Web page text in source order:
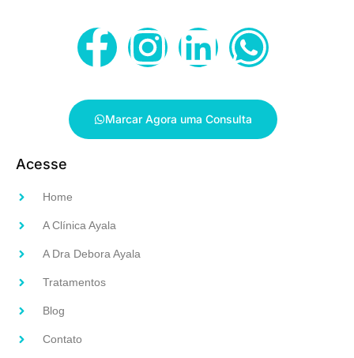
Marcar Agora uma Consulta
Acesse
Home
A Clínica Ayala
A Dra Debora Ayala
Tratamentos
Blog
Contato